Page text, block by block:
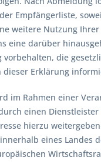
Empfängerliste,
weitere Nutzung
eine darüber
vorbehalten, die
dieser Erklärung
im Rahmen einer
einen
hierzu
eines Landes